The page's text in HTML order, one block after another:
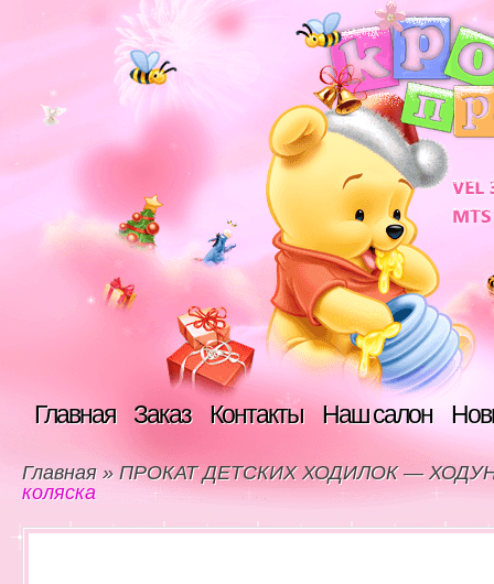
Главная Заказ Контакты Наш салон
Главная » ПРОКАТ ДЕТСКИХ ХОДИЛОК —
коляска